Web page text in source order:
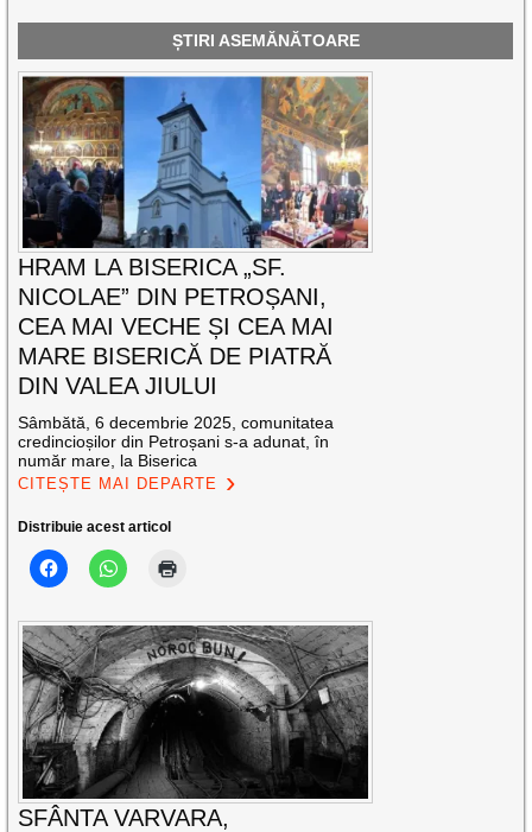
ȘTIRI ASEMĂNĂTOARE
HRAM LA BISERICA „SF.
NICOLAE” DIN PETROȘANI,
CEA MAI VECHE ȘI CEA MAI
MARE BISERICĂ DE PIATRĂ
DIN VALEA JIULUI
Sâmbătă, 6 decembrie 2025, comunitatea
credincioșilor din Petroșani s-a adunat, în
număr mare, la Biserica
CITEȘTE MAI DEPARTE
Distribuie acest articol
SFÂNTA VARVARA,